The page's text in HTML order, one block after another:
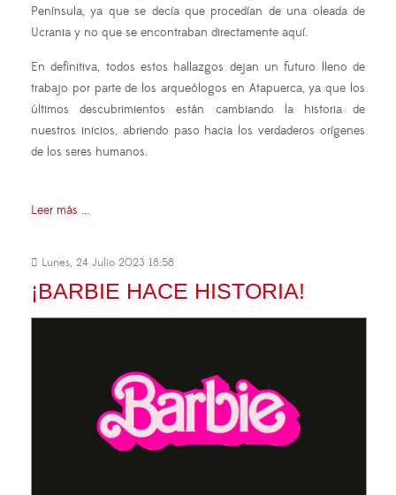
Península, ya que se decía que procedían de una oleada de
Ucrania y no que se encontraban directamente aquí.
En definitiva, todos estos hallazgos dejan un futuro lleno de
trabajo por parte de los arqueólogos en Atapuerca, ya que los
últimos descubrimientos están cambiando la historia de
nuestros inicios, abriendo paso hacia los verdaderos orígenes
de los seres humanos.
Leer más ...
Lunes, 24 Julio 2023 18:58
¡BARBIE HACE HISTORIA!